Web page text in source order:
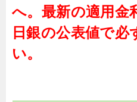
へ。最新の適用金
日銀の公表値で必
い。